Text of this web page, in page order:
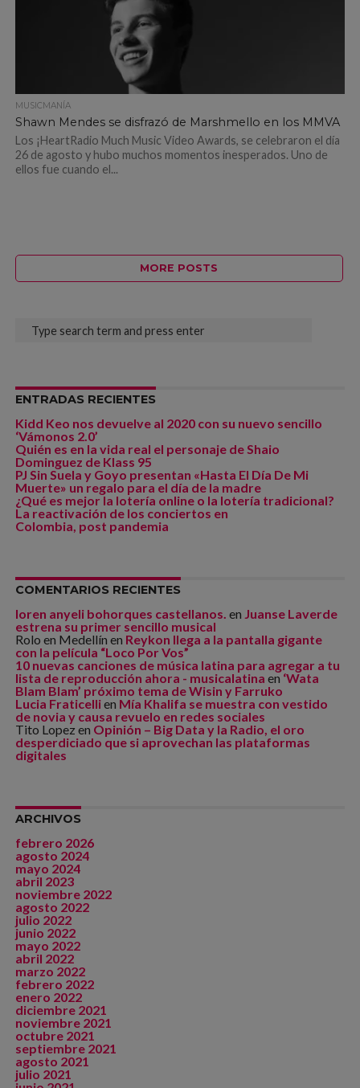
MUSICMANÍA
Shawn Mendes se disfrazó de Marshmello en los MMVA
Los ¡HeartRadio Much Music Video Awards, se celebraron el día
26 de agosto y hubo muchos momentos inesperados. Uno de
ellos fue cuando el...
MORE POSTS
ENTRADAS RECIENTES
Kidd Keo nos devuelve al 2020 con su nuevo sencillo
‘Vámonos 2.0’
Quién es en la vida real el personaje de Shaio
Dominguez de Klass 95
PJ Sin Suela y Goyo presentan «Hasta El Día De Mi
Muerte» un regalo para el día de la madre
¿Qué es mejor la lotería online o la lotería tradicional?
La reactivación de los conciertos en
Colombia, post pandemia
COMENTARIOS RECIENTES
loren anyeli bohorques castellanos. en Juanse Laverde
estrena su primer sencillo musical
Rolo en Medellín en Reykon llega a la pantalla gigante
con la película “Loco Por Vos”
10 nuevas canciones de música latina para agregar a tu
lista de reproducción ahora - musicalatina en ‘Wata
Blam Blam’ próximo tema de Wisin y Farruko
Lucia Fraticellien Mía Khalifa se muestra con vestido
de novia y causa revuelo en redes sociales
Tito Lopez en Opinión – Big Data y la Radio, el oro
desperdiciado que si aprovechan las plataformas
digitales
ARCHIVOS
febrero 2026
agosto 2024
mayo 2024
abril 2023
noviembre 2022
agosto 2022
julio 2022
junio 2022
mayo 2022
abril 2022
marzo 2022
febrero 2022
enero 2022
diciembre 2021
noviembre 2021
octubre 2021
septiembre 2021
agosto 2021
julio 2021